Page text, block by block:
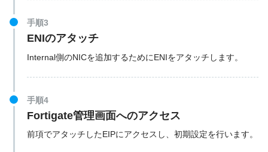
手順3
ENIのアタッチ
Internal側のNICを追加するためにENIをアタッチします。
手順4
Fortigate管理画面へのアクセス
前項でアタッチしたEIPにアクセスし、初期設定を行います。